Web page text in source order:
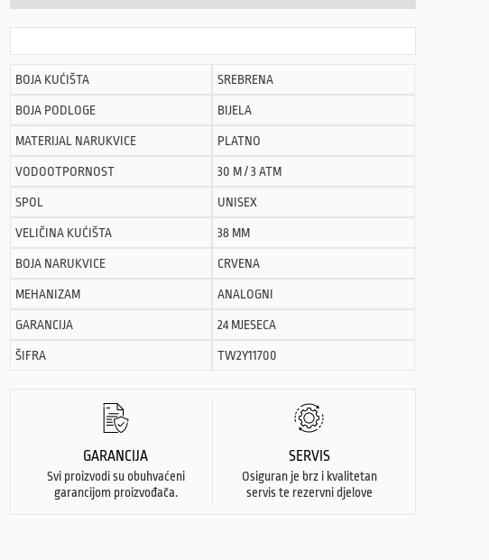
BOJA KUĆIŠTA SREBRENA
BOJA PODLOGE BIJELA
MATERIJAL NARUKVICE PLATNO
VODOOTPORNOST 30 M / 3 ATM
SPOL UNISEX
VELIČINA KUĆIŠTA 38 MM
BOJA NARUKVICE CRVENA
MEHANIZAM ANALOGNI
GARANCIJA 24 MJESECA
ŠIFRA TW2Y11700
GARANCIJA
Svi proizvodi su obuhvaćeni
garancijom proizvođača.
SERVIS
Osiguran je brz i kvalitetan
servis te rezervni djelove